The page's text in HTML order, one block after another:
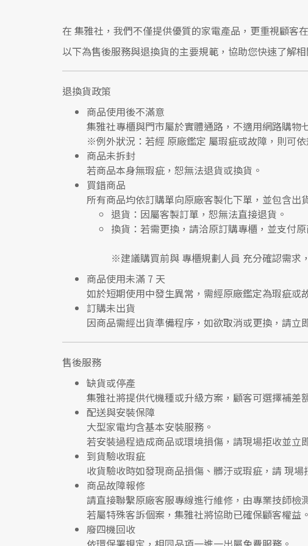
在 集雅社 ，我們不僅提供優質的家電產品，更重視顧客
以下為售後服務與退換貨的主要規範，協助您快速了解相
退換貨政策
商品使用後不滿意
集雅社專櫃與門市屬於實體通路，不適用網路購物
※例外狀況：若經 原廠鑑定 屬瑕疵或故障，則可依
商品未拆封
若商品本身無瑕疵，恕無法退貨或換貨。
買錯商品
所有商品均依訂購單向原廠客製化下單 ，並包含出
退貨 ：因屬客製訂單，恕無法直接退貨。
換貨 ：若需更換，請洽原訂購專櫃，並支付
※建議購買前與 專櫃規劃人員 充分確認需求
商品使用未滿 7 天
如於短期使用中發生異常，需經原廠鑑定為瑕疵或
訂購未出貨
因商品需經出貨準備程序，如欲取消或更換，請立
售後服務
缺貨或停產
集雅社將提供代機種或升級方案 ，顧客可選擇補差
配送與安裝保障
大型家電均含基本安裝服務。
若安裝過程造成商品或環境損傷，請現場拒收並立
到貨驗收瑕疵
收貨驗收時如發現商品損傷、髒汙或瑕疵 ，請 現場
商品故障報修
請直接聯繫原廠客服專線進行維修，由專業技師檢
若屬特殊客訴個案，集雅社將協助已確保顧客權益。
廢四機回收